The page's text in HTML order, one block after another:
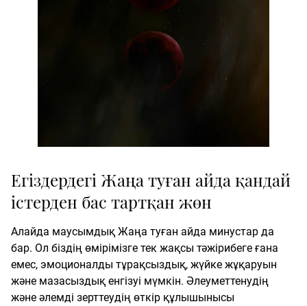
Егіздердегі Жаңа туған айда қандай
істерден бас тартқан жөн
Алайда маусымдық Жаңа туған айда минустар да
бар. Ол біздің өмірімізге тек жақсы тәжірибеге ғана
емес, эмоционалды тұрақсыздық, жүйке жұқаруын
және мазасыздық енгізуі мүмкін. Әлеуметтенудің
және әлемді зерттеудің өткір құлышынысы